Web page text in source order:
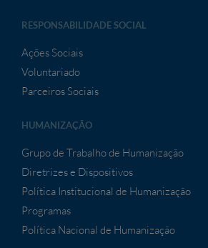
RESPONSABILIDADE SOCIAL
Ações Sociais
Voluntariado
Parceiros Sociais
HUMANIZAÇÃO
Grupo de Trabalho de Humanização
Diretrizes e Dispositivos
Política Institucional de Humanização
Programas
Política Nacional de Humanização